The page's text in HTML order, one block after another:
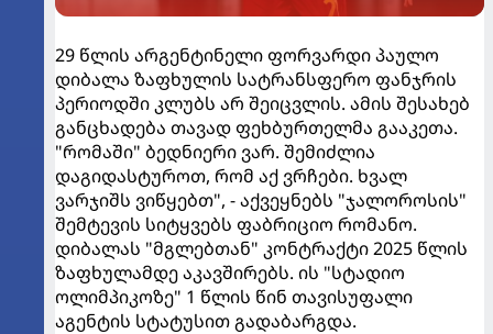
29 წლის არგენტინელი ფორვარდი პაულო
დიბალა ზაფხულის სატრანსფერო ფანჯრის
პერიოდში კლუბს არ შეიცვლის. ამის შესახებ
განცხადება თავად ფეხბურთელმა გააკეთა.
"რომაში" ბედნიერი ვარ. შემიძლია
დაგიდასტუროთ, რომ აქ ვრჩები. ხვალ
ვარჯიშს ვიწყებთ", - აქვეყნებს "ჯალოროსის"
შემტევის სიტყვებს ფაბრიციო რომანო.
დიბალას "მგლებთან" კონტრაქტი 2025 წლის
ზაფხულამდე აკავშირებს. ის "სტადიო
ოლიმპიკოზე" 1 წლის წინ თავისუფალი
აგენტის სტატუსით გადაბარგდა.